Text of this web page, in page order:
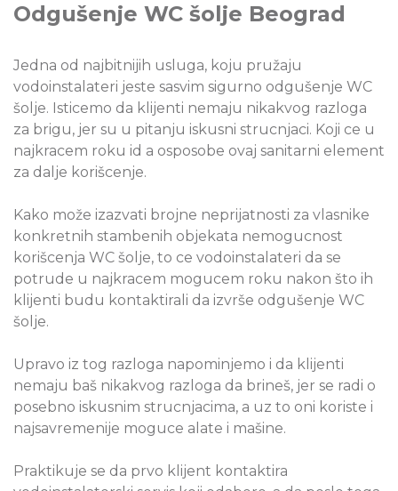
Odgušenje WC šolje Beograd
Jedna od najbitnijih usluga, koju pružaju
vodoinstalateri jeste sasvim sigurno odgušenje WC
šolje. Isticemo da klijenti nemaju nikakvog razloga
za brigu, jer su u pitanju iskusni strucnjaci. Koji ce u
najkracem roku id a osposobe ovaj sanitarni element
za dalje korišcenje.
Kako može izazvati brojne neprijatnosti za vlasnike
konkretnih stambenih objekata nemogucnost
korišcenja WC šolje, to ce vodoinstalateri da se
potrude u najkracem mogucem roku nakon što ih
klijenti budu kontaktirali da izvrše odgušenje WC
šolje.
Upravo iz tog razloga napominjemo i da klijenti
nemaju baš nikakvog razloga da brineš, jer se radi o
posebno iskusnim strucnjacima, a uz to oni koriste i
najsavremenije moguce alate i mašine.
Praktikuje se da prvo klijent kontaktira